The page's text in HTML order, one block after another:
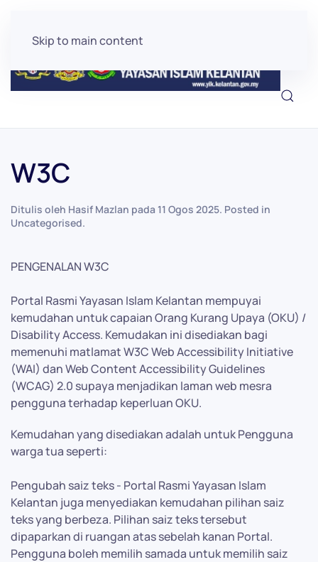
Skip to main content
W3C
Ditulis oleh Hasif Mazlan pada 11 Ogos 2025. Posted in
Uncategorised.
PENGENALAN W3C
Portal Rasmi Yayasan Islam Kelantan mempuyai
kemudahan untuk capaian Orang Kurang Upaya (OKU) /
Disability Access. Kemudakan ini disediakan bagi
memenuhi matlamat W3C Web Accessibility Initiative
(WAI) dan Web Content Accessibility Guidelines
(WCAG) 2.0 supaya menjadikan laman web mesra
pengguna terhadap keperluan OKU.
Kemudahan yang disediakan adalah untuk Pengguna
warga tua seperti:
Pengubah saiz teks - Portal Rasmi Yayasan Islam
Kelantan juga menyediakan kemudahan pilihan saiz
teks yang berbeza. Pilihan saiz teks tersebut
dipaparkan di ruangan atas sebelah kanan Portal.
Pengguna boleh memilih samada untuk memilih saiz